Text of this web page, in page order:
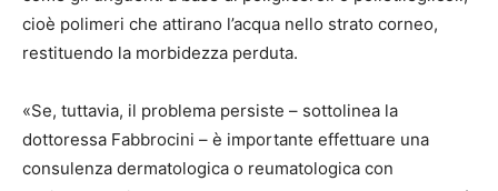
cioè polimeri che attirano l’acqua nello strato corneo,
restituendo la morbidezza perduta.
«Se, tuttavia, il problema persiste – sottolinea la
dottoressa Fabbrocini – è importante effettuare una
consulenza dermatologica o reumatologica con